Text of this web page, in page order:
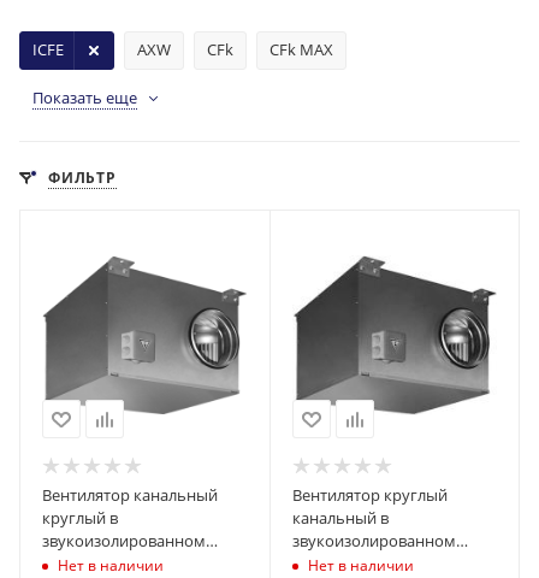
AXW CFk CFk MAX
ICFE
Показать еще
ФИЛЬТР
Вентилятор канальный
круглый в
звукоизолированном
корпусе Shuft ICFE 315 VIM
Нет в наличии
Вентилятор круглый
канальный в
звукоизолированном
корпусе Shuft ICFE 250 VIM
Нет в наличии